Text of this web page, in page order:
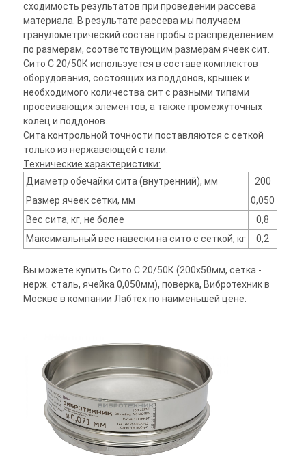
сходимость результатов при проведении рассева
материала. В результате рассева мы получаем
гранулометрический состав пробы с распределением
по размерам, соответствующим размерам ячеек сит.
Сито С 20/50К используется в составе комплектов
оборудования, состоящих из поддонов, крышек и
необходимого количества сит с разными типами
просеивающих элементов, а также промежуточных
колец и поддонов.
Сита контрольной точности поставляются с сеткой
только из нержавеющей стали.
Технические характеристики:
Диаметр обечайки сита (внутренний), мм
200
Размер ячеек сетки, мм
0,050
Вес сита, кг, не более
0,8
Максимальный вес навески на сито с сеткой, кг
0,2
Вы можете купить Сито С 20/50К (200х50мм, сетка -
нерж. сталь, ячейка 0,050мм), поверка, Вибротехник в
Москве в компании Лабтех по наименьшей цене.